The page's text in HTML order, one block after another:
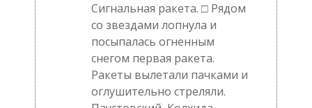
Сигнальная ракета. □ Рядом
со звездами лопнула и
посыпалась огненным
снегом первая ракета.
Ракеты вылетали пачками и
оглушительно стреляли.